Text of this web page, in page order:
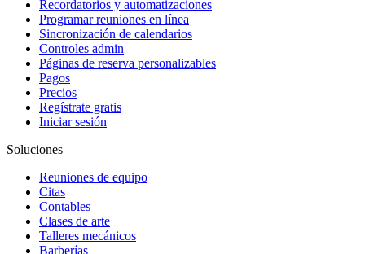
Recordatorios y automatizaciones
Programar reuniones en línea
Sincronización de calendarios
Controles admin
Páginas de reserva personalizables
Pagos
Precios
Regístrate gratis
Iniciar sesión
Soluciones
Reuniones de equipo
Citas
Contables
Clases de arte
Talleres mecánicos
Barberías